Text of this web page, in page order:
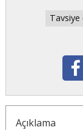
Tavsiye
Açıklama